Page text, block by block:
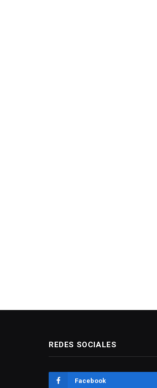
REDES SOCIALES
Facebook